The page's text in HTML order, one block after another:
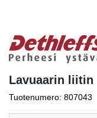
Lavuaarin liitin
Tuotenumero: 807043